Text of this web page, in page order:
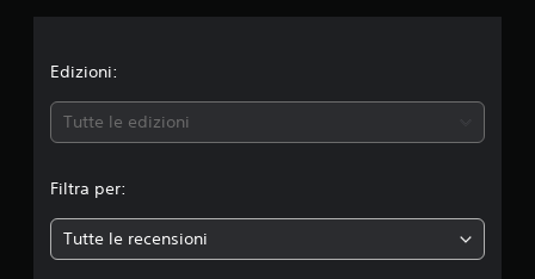
a
z
Edizioni:
Tutte le edizioni
Filtra per:
Tutte le recensioni